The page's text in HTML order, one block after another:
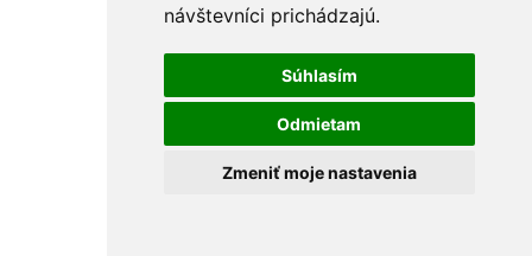
návštevníci prichádzajú.
Súhlasím
Odmietam
Zmeniť moje nastavenia